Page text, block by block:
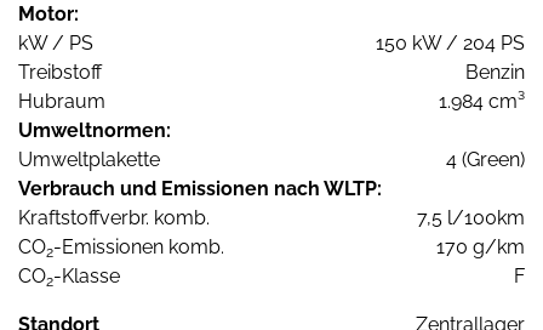
Motor:
kW / PS
150 kW / 204 PS
Treibstoff
Benzin
Hubraum
1.984 cm³
Umweltnormen:
Umweltplakette
4 (Green)
Verbrauch und Emissionen nach WLTP:
Kraftstoffverbr. komb.
7,5 l/100km
CO2-Emissionen komb.
170 g/km
CO2-Klasse F
Standort Zentrallager